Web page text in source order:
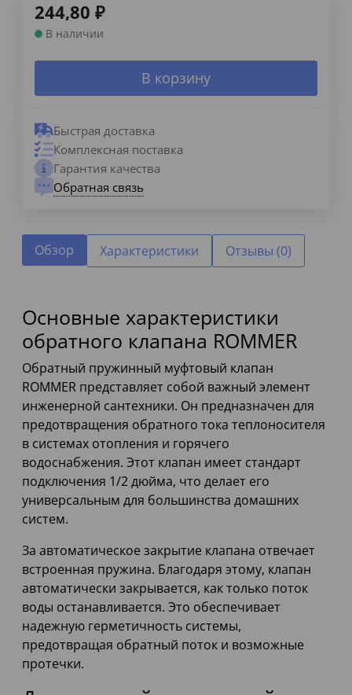
244,80 ₽
В наличии
В корзину
Быстрая доставка
Комплексная поставка
Гарантия качества
Обратная связь
Обзор Характеристики Отзывы (0)
Основные характеристики
обратного клапана ROMMER
Обратный пружинный муфтовый клапан
ROMMER представляет собой важный элемент
инженерной сантехники. Он предназначен для
предотвращения обратного тока теплоносителя
в системах отопления и горячего
водоснабжения. Этот клапан имеет стандарт
подключения 1/2 дюйма, что делает его
универсальным для большинства домашних
систем.
За автоматическое закрытие клапана отвечает
встроенная пружина. Благодаря этому, клапан
автоматически закрывается, как только поток
воды останавливается. Это обеспечивает
надежную герметичность системы,
предотвращая обратный поток и возможные
протечки.